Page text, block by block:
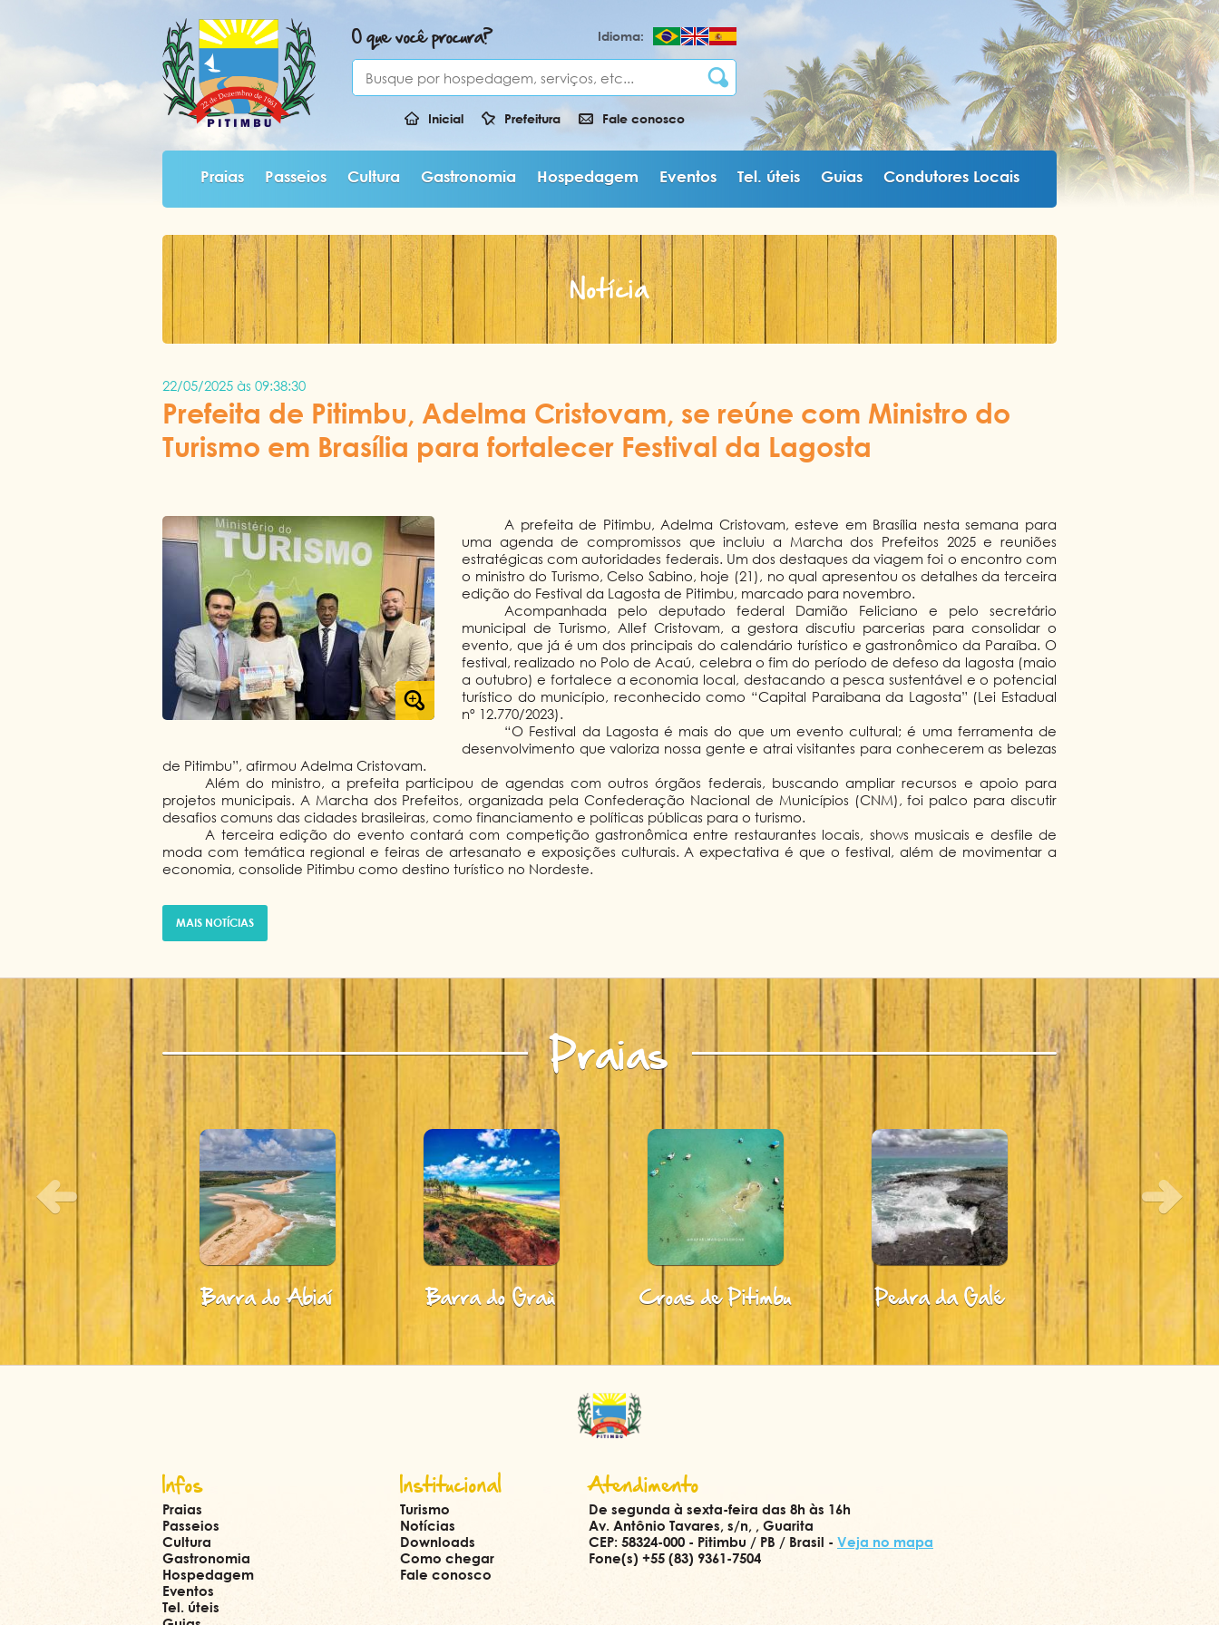
Idioma:
O que você procura?
Inicial Prefeitura Fale conosco
Praias Passeios Cultura Gastronomia Hospedagem Eventos Tel. úteis Guias Condutores Locais
Notícia
22/05/2025 às 09:38:30
Prefeita de Pitimbu, Adelma Cristovam, se reúne com Ministro do
Turismo em Brasília para fortalecer Festival da Lagosta
A prefeita de Pitimbu, Adelma Cristovam, esteve em Brasília nesta semana para
uma agenda de compromissos que incluiu a Marcha dos Prefeitos 2025 e reuniões
estratégicas com autoridades federais. Um dos destaques da viagem foi o encontro com
o ministro do Turismo, Celso Sabino, hoje (21), no qual apresentou os detalhes da terceira
edição do Festival da Lagosta de Pitimbu, marcado para novembro.
Acompanhada pelo deputado federal Damião Feliciano e pelo secretário
municipal de Turismo, Allef Cristovam, a gestora discutiu parcerias para consolidar o
evento, que já é um dos principais do calendário turístico e gastronômico da Paraíba. O
festival, realizado no Polo de Acaú, celebra o fim do período de defeso da lagosta (maio
a outubro) e fortalece a economia local, destacando a pesca sustentável e o potencial
turístico do município, reconhecido como “Capital Paraibana da Lagosta” (Lei Estadual
nº 12.770/2023).
“O Festival da Lagosta é mais do que um evento cultural; é uma ferramenta de
desenvolvimento que valoriza nossa gente e atrai visitantes para conhecerem as belezas
de Pitimbu”, afirmou Adelma Cristovam.
Além do ministro, a prefeita participou de agendas com outros órgãos federais, buscando ampliar recursos e apoio para
projetos municipais. A Marcha dos Prefeitos, organizada pela Confederação Nacional de Municípios (CNM), foi palco para discutir
desafios comuns das cidades brasileiras, como financiamento e políticas públicas para o turismo.
A terceira edição do evento contará com competição gastronômica entre restaurantes locais, shows musicais e desfile de
moda com temática regional e feiras de artesanato e exposições culturais. A expectativa é que o festival, além de movimentar a
economia, consolide Pitimbu como destino turístico no Nordeste.
MAIS NOTÍCIAS
Praias
do Abiaí Barra do Graú Croas de Pitimbu Pedra da Galé
Piscinas naturais do
Praia Azul
Infos
Praias
Passeios
Cultura
Gastronomia
Hospedagem
Eventos
Tel. úteis
Institucional
Turismo
Notícias
Downloads
Como chegar
Fale conosco
Atendimento
De segunda à sexta-feira das 8h às 16h
Av. Antônio Tavares, s/n, , Guarita
CEP: 58324-000 - Pitimbu / PB / Brasil - Veja no mapa
Fone(s) +55 (83) 9361-7504